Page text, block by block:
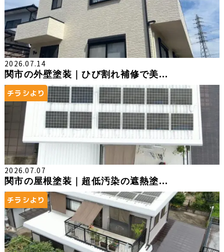
2026.07.14
関市の外壁塗装｜ひび割れ補修で美...
チラシより
2026.07.07
関市の屋根塗装｜超低汚染の遮熱塗...
チラシより